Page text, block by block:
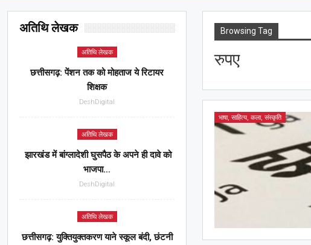
Browsing Tag
रुपए
भाषा, साहित्य, कला, संस्कृति
अतिथि लेखक
अतिथि लेखक
छत्तीसगढ़: पेंशन तक को मोहताज ये रिटायर
शिक्षक
DeshDigital
अतिथि लेखक
झारखंड में बांग्लादेशी घुसपैठ के अपने ही दावे को
भाजपा…
DeshDigital
अतिथि लेखक
छत्तीसगढ़: युक्तियुक्तकरण याने स्कूल बंदी, छंटनी